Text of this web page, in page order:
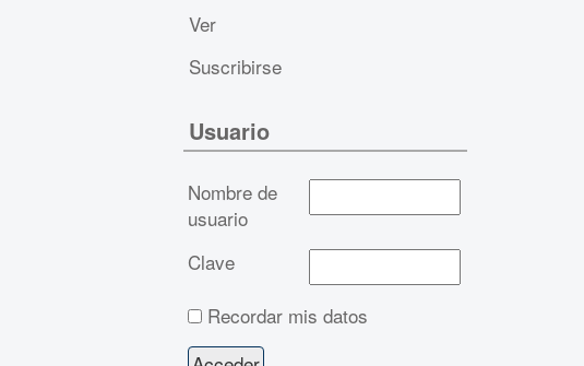
Ver
Suscribirse
Usuario
Nombre de
usuario
Clave
Recordar mis datos